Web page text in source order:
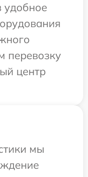
удобное
перевозку
центр
мы